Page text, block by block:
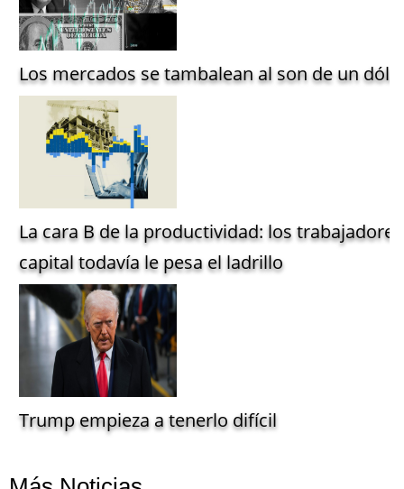
Los mercados se tambalean al son de un
La cara B de la productividad: los
capital todavía le pesa el ladrillo
Trump empieza a tenerlo difícil